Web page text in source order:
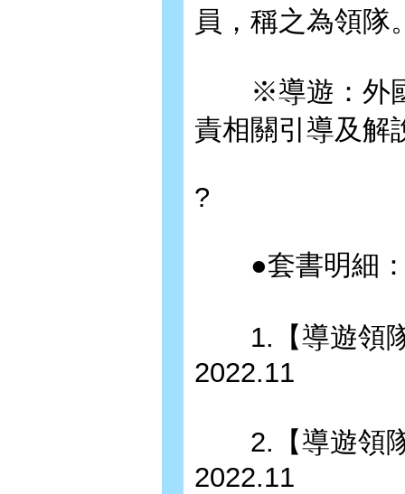
員，稱之為領隊
※導遊：外國
責相關引導及解
?
●套書明細
1.【導遊領隊
2022.11
2.【導遊領隊
2022.11